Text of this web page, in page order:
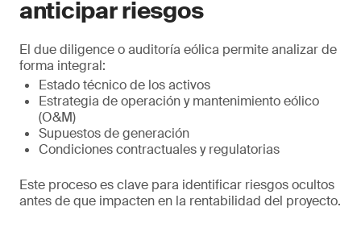
anticipar riesgos
El due diligence o auditoría eólica permite analizar de
forma integral:
Estado técnico de los activos
Estrategia de operación y mantenimiento eólico
(O&M)
Supuestos de generación
Condiciones contractuales y regulatorias
Este proceso es clave para identificar riesgos ocultos
antes de que impacten en la rentabilidad del proyecto.